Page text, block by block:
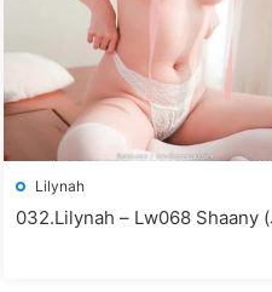
Lilynah
032.Lilynah – Lw068 Shaany (샤니)